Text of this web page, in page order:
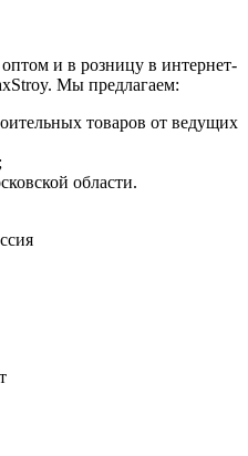
и в розницу в интернет-
Мы предлагаем:
товаров от ведущих
области.